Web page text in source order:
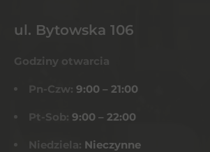
ul. Bytowska 106
Godziny otwarcia
Pn-Czw: 9:00 – 21:00
Pt-Sob: 9:00 – 22:00
Niedziela: Nieczynne